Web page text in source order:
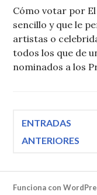
Cómo votar por
sencillo y que le
artistas o
todos los que de
nominados a los
ENTRADAS
ANTERIORES
Funciona con